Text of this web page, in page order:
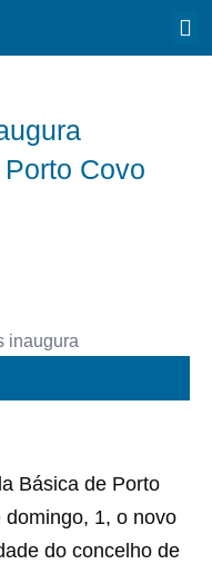
Covo
Básica de Porto
1, o novo
do concelho de